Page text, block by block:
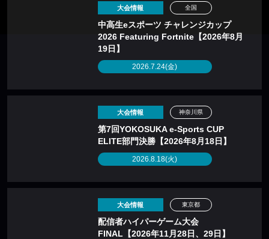
大会情報
中高生eスポーツ チャレンジカップ
2026 Featuring Fortnite【2026年8月
19日】
2026.7.24(金)
全国
大会情報
第7回YOKOSUKA e-Sports CUP
ELITE部門決勝【2026年8月18日】
2026.8.18(火)
神奈川県
大会情報
配信者ハイパーゲーム大会
FINAL【2026年11月28日、29日】
東京都